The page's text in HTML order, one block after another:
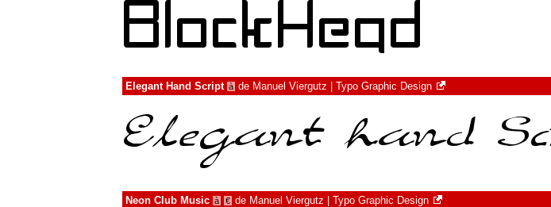
Elegant Hand Script à de Manuel Viergutz | Typo Graphic Design
Neon Club Music à € de Manuel Viergutz | Typo Graphic Design